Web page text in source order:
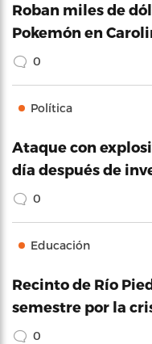
Roban miles de
Pokemón en
0
Política
Ataque con
día después de
0
Educación
Recinto de Río
semestre por la
0